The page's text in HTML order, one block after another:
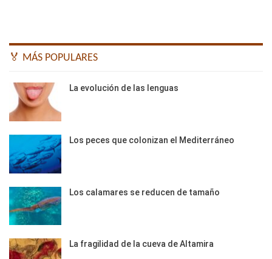
🏅 MÁS POPULARES
La evolución de las lenguas
Los peces que colonizan el Mediterráneo
Los calamares se reducen de tamaño
La fragilidad de la cueva de Altamira